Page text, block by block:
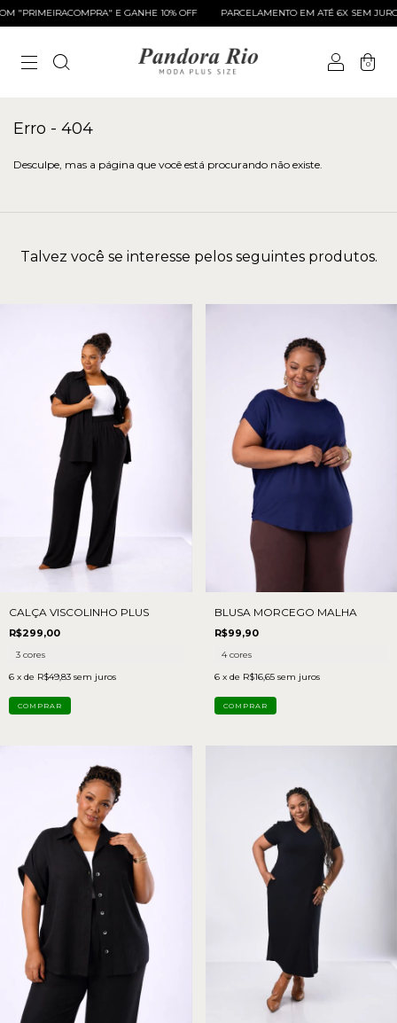
E GANHE 10% OFF PARCELAMENTO EM ATÉ 6X SEM JUROS
0
Erro - 404
Desculpe, mas a página que você está procurando não existe.
Talvez você se interesse pelos seguintes produtos.
CALÇA VISCOLINHO PLUS
R$299,00
3 cores
6 x de R$49,83 sem juros
COMPRAR
BLUSA MORCEGO MALHA
R$99,90
4 cores
6 x de R$16,65 sem juros
COMPRAR